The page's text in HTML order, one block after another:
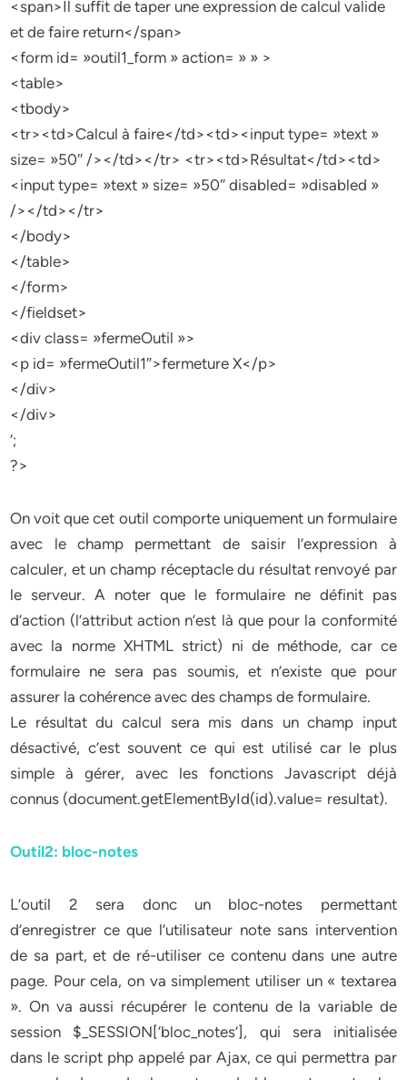
<span>Il suffit de taper une expression de calcul valide
et de faire return</span>
<form id= »outil1_form » action= » » >
<table>
<tbody>
<tr><td>Calcul à faire</td><td><input type= »text »
size= »50″ /></td></tr> <tr><td>Résultat</td><td>
<input type= »text » size= »50″ disabled= »disabled »
/></td></tr>
</body>
</table>
</form>
</fieldset>
<div class= »fermeOutil »>
<p id= »fermeOutil1″>fermeture X</p>
</div>
</div>
‘;
?>
On voit que cet outil comporte uniquement un formulaire
avec le champ permettant de saisir l’expression à
calculer, et un champ réceptacle du résultat renvoyé par
le serveur. A noter que le formulaire ne définit pas
d’action (l’attribut action n’est là que pour la conformité
avec la norme XHTML strict) ni de méthode, car ce
formulaire ne sera pas soumis, et n’existe que pour
assurer la cohérence avec des champs de formulaire.
Le résultat du calcul sera mis dans un champ input
désactivé, c’est souvent ce qui est utilisé car le plus
simple à gérer, avec les fonctions Javascript déjà
connus (document.getElementById(id).value= resultat).
Outil2: bloc-notes
L’outil 2 sera donc un bloc-notes permettant
d’enregistrer ce que l’utilisateur note sans intervention
de sa part, et de ré-utiliser ce contenu dans une autre
page. Pour cela, on va simplement utiliser un « textarea
». On va aussi récupérer le contenu de la variable de
session $_SESSION[‘bloc_notes’], qui sera initialisée
dans le script php appelé par Ajax, ce qui permettra par